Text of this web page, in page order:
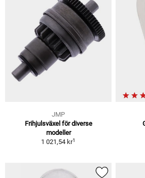
JMP
Frihjulsväxel för diverse
modeller
1 021,54 kr1